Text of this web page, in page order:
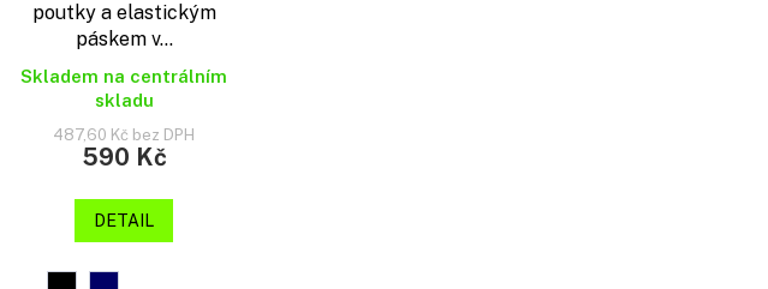
poutky a elastickým
páskem v...
Skladem na centrálním
skladu
487,60 Kč bez DPH
590 Kč
DETAIL